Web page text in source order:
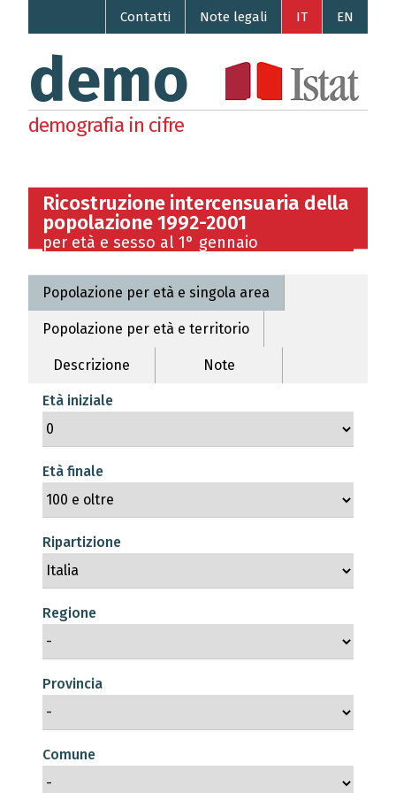
EN
IT
Note legali
Contatti
demo
demografia in cifre
Ricostruzione intercensuaria della
popolazione 1992-2001
per età e sesso al 1° gennaio
Popolazione per età e singola area
Popolazione per età e territorio
Descrizione Note
Età iniziale
Età finale
Ripartizione
Regione
Provincia
Comune